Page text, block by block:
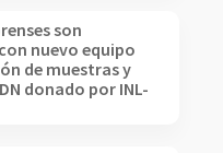
son
nuevo equipo
de muestras y
donado por INL-